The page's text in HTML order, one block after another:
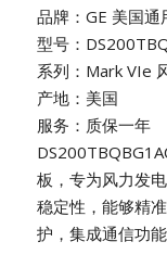
品牌：GE 美国通
型号：
系列：Mark VIe
产地：美国
服务：质保一年
板，专为风力发
稳定性，能够精
护，集成通信功